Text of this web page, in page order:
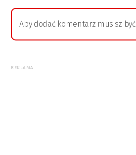
Aby dodać komentarz musisz być
REKLAMA